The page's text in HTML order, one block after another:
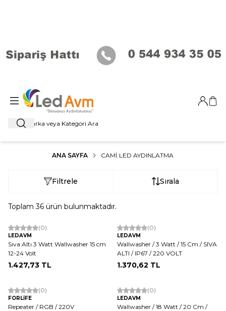
Ara
Giriş
ANA SAYFA CAMI LED AYDINLATMA
Filtrele Sırala
Toplam36 ürün bulunmaktadır.
(0)
LEDAVM
Sıva Altı 3 Watt Wallwasher 15 cm
12-24 Volt
1.427,73 TL
(0)
LEDAVM
Wallwasher / 3 Watt / 15 Cm / SIVA
ALTI / IP67 / 220 VOLT
1.370,62 TL
(0)
FORLİFE
Repeater / RGB / 220V
(0)
LEDAVM
Wallwasher / 18 Watt / 20 Cm /